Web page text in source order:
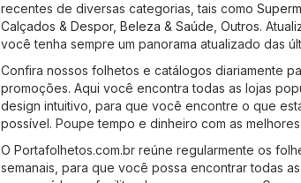
recentes de diversas categorias, tais como
Calçados & Despor, Beleza & Saúde Outros.
você tenha sempre um panorama atualizado das
Confira nossos folhetos e catálogos diariamente
promoções. Aqui você encontra todas as lojas
design intuitivo, para que você encontre o que
possível. Poupe tempo e dinheiro com as
O Portafolhetos.com.br reúne regularmente os
semanais, para que você possa encontrar todas